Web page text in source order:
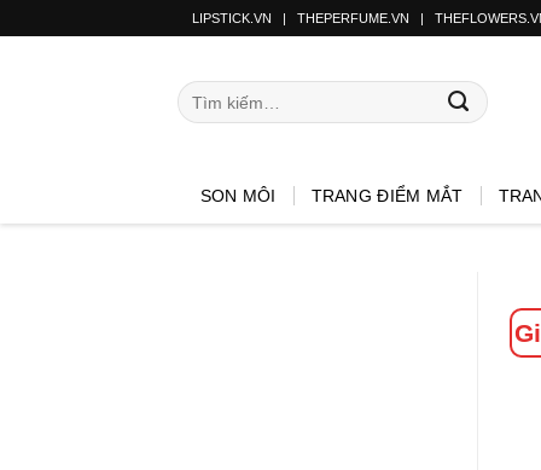
LIPSTICK.VN | THEPERFUME.VN |
SON MÔI TRANG ĐIỂM MẮT